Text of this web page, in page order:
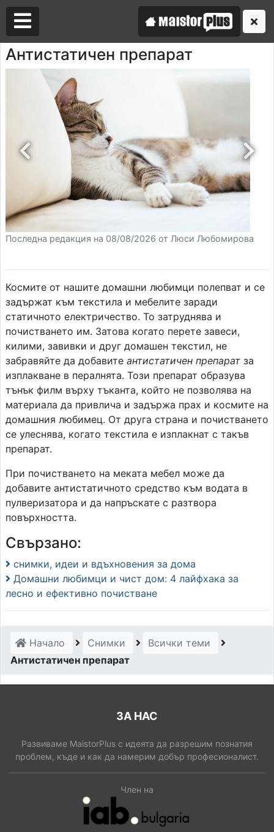
Антистатичен препарат
Последна редакция на 08/08/2026 от Люси Любомирова
Космите от нашите домашни любимци полепват и се
задържат към текстила и мебелите заради
статичното електричество. То затруднява и
почистването им. Затова когато перете завеси,
килими, завивки и друг домашен текстил, не
забравяйте да добавите антистатичен препарат за
изплакване в пералнята. Този препарат образува
тънък филм върху тъканта, който не позволява на
материала да привлича и задържа прах и космите на
домашния любимец. От друга страна и почистването
се улеснява, когато текстила е изплакнат с такъв
препарат.
При почистването на меката мебел може да
добавите антистатичното средство към водата в
пулверизатора и да напръскате с разтвора
повърхността.
Свързано:
снимки, идеи и вдъхновения за дома
Домашни любимци и чист дом: 4 лайфхака за
лесно и ефективно почистване
Начало Снимки
Всички теми
Антистатичен препарат
ЗА НАС
Развиваме MaistorPlus с идеята да разрешим познатия
проблем, къде и как да намерим добър професионалист.
Член на
Аз съм майстор
Търся майстор